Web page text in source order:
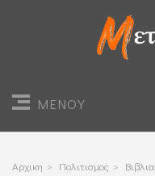
ΜΕΝΟΥ
Αρχικη > Πολιτισμος > Βιβλια